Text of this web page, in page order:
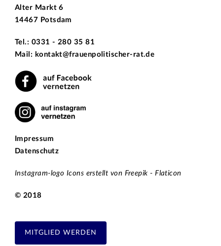
Alter Markt 6
14467 Potsdam
Tel.: 0331 - 280 35 81
Mail: kontakt@frauenpolitischer-rat.de
Impressum
Datenschutz
Instagram-logo Icons erstellt von Freepik - Flaticon
© 2018
MITGLIED WERDEN